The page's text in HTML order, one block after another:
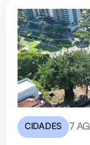
CIDADES 7